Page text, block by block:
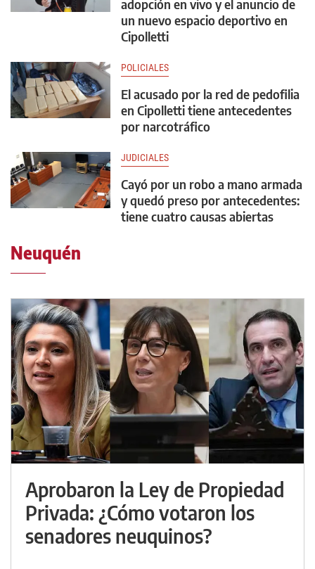
adopción en vivo y el anuncio de
un nuevo espacio deportivo en
Cipolletti
POLICIALES
El acusado por la red de pedofilia
en Cipolletti tiene antecedentes
por narcotráfico
JUDICIALES
Cayó por un robo a mano armada
y quedó preso por antecedentes:
tiene cuatro causas abiertas
Neuquén
Aprobaron la Ley de Propiedad
Privada: ¿Cómo votaron los
senadores neuquinos?